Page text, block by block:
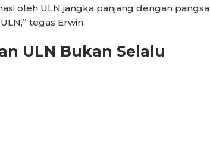
oleh ULN jangka panjang dengan pangsa
tegas Erwin.
ULN Bukan Selalu